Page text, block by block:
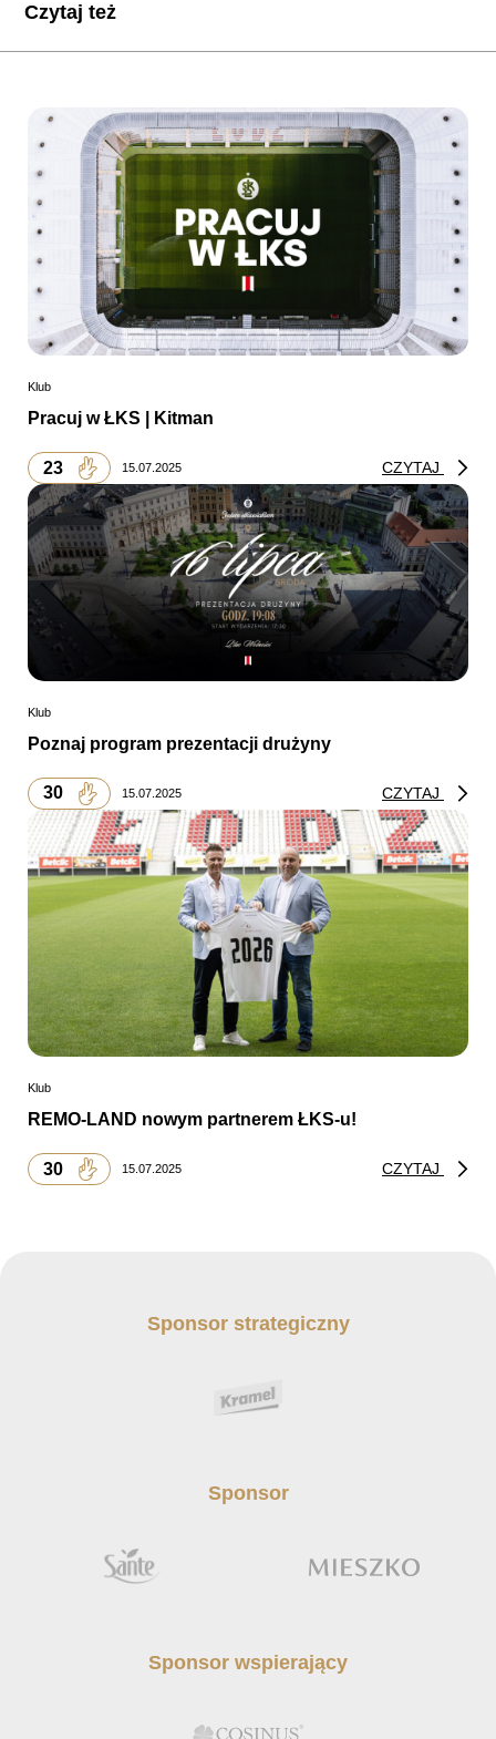
Czytaj też
Klub
Pracuj w ŁKS | Kitman
23 15.07.2025 CZYTAJ
Klub
Poznaj program prezentacji drużyny
30 15.07.2025 CZYTAJ
Klub
REMO-LAND nowym partnerem ŁKS-u!
30 15.07.2025 CZYTAJ
Sponsor strategiczny
Sponsor
Sponsor wspierający